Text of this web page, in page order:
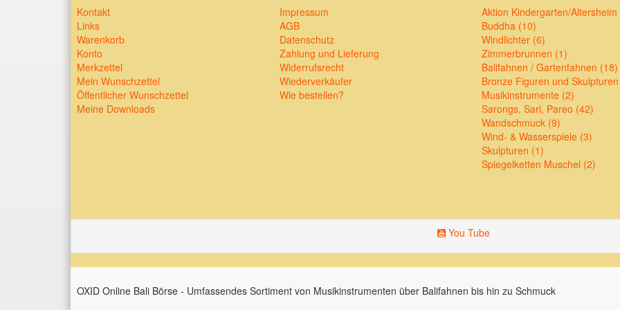
Kontakt
Links
Warenkorb
Konto
Merkzettel
Mein Wunschzettel
Öffentlicher Wunschzettel
Meine Downloads
Impressum
AGB
Datenschutz
Zahlung und Lieferung
Widerrufsrecht
Wiederverkäufer
Wie bestellen?
Aktion Kindergarten/Altersheim
Buddha (10)
Windlichter (6)
Zimmerbrunnen (1)
Balifahnen / Gartenfahnen (18)
Bronze Figuren und
Musikinstrumente (2)
Sarongs, Sari, Pareo (42)
Wandschmuck (9)
Wind- & Wasserspiele (3)
Skulpturen (1)
Spiegelketten Muschel (2)
You Tube
OXID Online Bali Börse - Umfassendes Sortiment von Musikinstrumenten über Balifahnen bis hin zu Schmuck